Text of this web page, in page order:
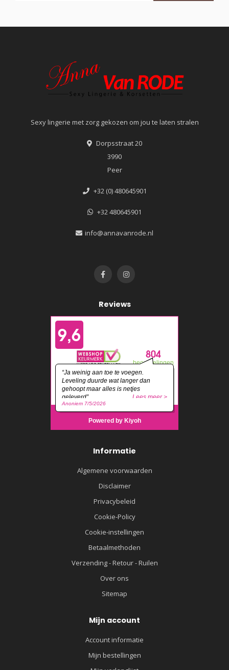
Sexy lingerie met zorg gekozen om jou te laten stralen
Dorpsstraat 20
3990
Peer
+32 (0) 480645901
+32 480645901
info@annavanrode.nl
Reviews
Informatie
Algemene voorwaarden
Disclaimer
Privacybeleid
Cookie-Policy
Cookie-instellingen
Betaalmethoden
Verzending - Retour - Ruilen
Over ons
Sitemap
Mijn account
Account informatie
Mijn bestellingen